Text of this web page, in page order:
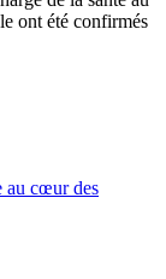
ont été confirmés
au cœur des